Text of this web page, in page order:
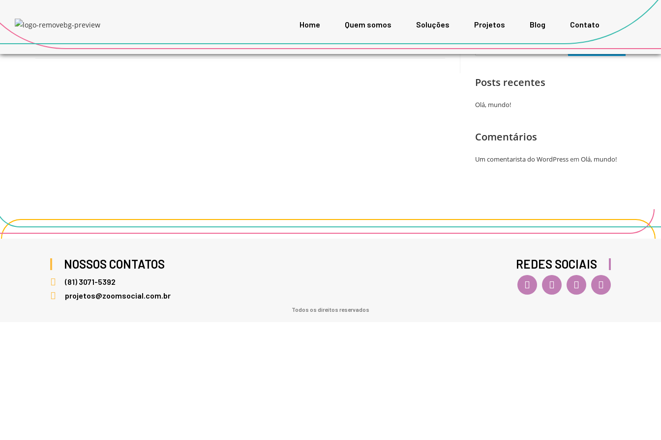
Home Quem somos Soluções Projetos Blog Contato
SEMIÁRIDO VIVO: ÁGUA E CIDADANIA Pesquisar
PESQUISAR
Posts recentes
Olá, mundo!
Comentários
Um comentarista do WordPressem Olá, mundo!
NOSSOS CONTATOS
(81) 3071-5392
projetos@zoomsocial.com.br
Todos os direitos reservados
REDES SOCIAIS